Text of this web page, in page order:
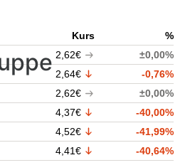
Kurs
%
2,62€
±0,00%
2,64€
-0,76%
2,62€
±0,00%
4,37€
-40,00%
4,52€
-41,99%
4,41€
-40,64%